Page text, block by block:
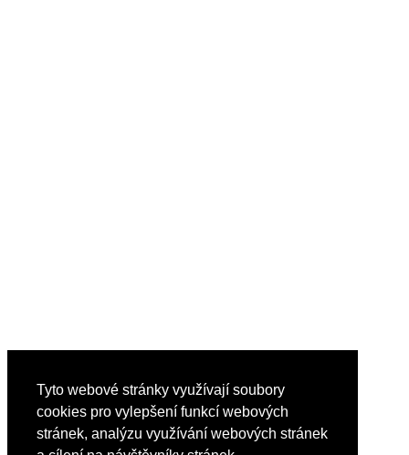
Tyto webové stránky využívají soubory
cookies pro vylepšení funkcí webových
stránek, analýzu využívání webových stránek